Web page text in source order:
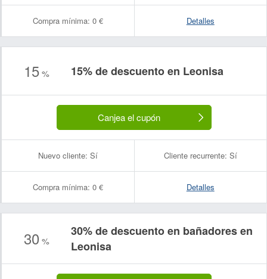
Compra mínima: 0 € Detalles
15 % 15% de descuento en Leonisa
Canjea el cupón
Nuevo cliente: Sí Cliente recurrente: Sí
Compra mínima: 0 € Detalles
30 %
30% de descuento en bañadores en
Leonisa